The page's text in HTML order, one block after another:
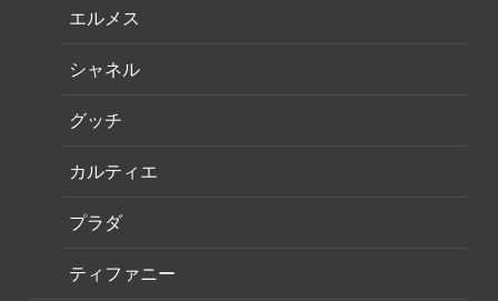
エルメス
シャネル
グッチ
カルティエ
プラダ
ティファニー